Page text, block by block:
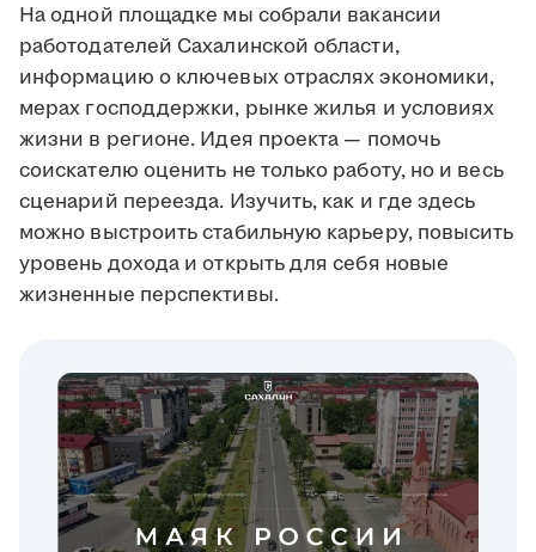
На одной площадке мы собрали вакансии
работодателей Сахалинской области,
информацию о ключевых отраслях экономики,
мерах господдержки, рынке жилья и условиях
жизни в регионе. Идея проекта — помочь
соискателю оценить не только работу, но и весь
сценарий переезда. Изучить, как и где здесь
можно выстроить стабильную карьеру, повысить
уровень дохода и открыть для себя новые
жизненные перспективы.